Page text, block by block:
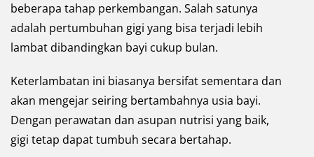
beberapa tahap perkembangan. Salah satunya
adalah pertumbuhan gigi yang bisa terjadi lebih
lambat dibandingkan bayi cukup bulan.
Keterlambatan ini biasanya bersifat sementara dan
akan mengejar seiring bertambahnya usia bayi.
Dengan perawatan dan asupan nutrisi yang baik,
gigi tetap dapat tumbuh secara bertahap.